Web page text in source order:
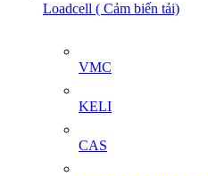
Loadcell ( Cảm biến tải)
VMC
KELI
CAS